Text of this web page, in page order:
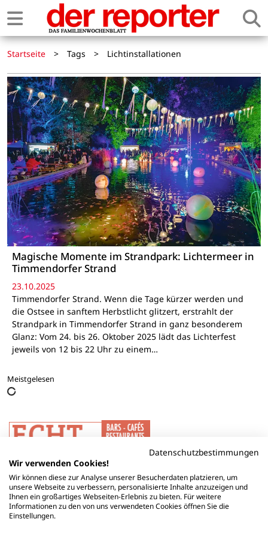
Startseite > Tags > Lichtinstallationen
Magische Momente im Strandpark: Lichtermeer in
Timmendorfer Strand
23.10.2025
Timmendorfer Strand. Wenn die Tage kürzer werden und
die Ostsee in sanftem Herbstlicht glitzert, erstrahlt der
Strandpark in Timmendorfer Strand in ganz besonderem
Glanz: Vom 24. bis 26. Oktober 2025 lädt das Lichterfest
jeweils von 12 bis 22 Uhr zu einem…
Meistgelesen
Datenschutzbestimmungen
Wir verwenden Cookies!
Wir können diese zur Analyse unserer Besucherdaten platzieren, um
unsere Webseite zu verbessern, personalisierte Inhalte anzuzeigen und
Ihnen ein großartiges Webseiten-Erlebnis zu bieten. Für weitere
Informationen zu den von uns verwendeten Cookies öffnen Sie die
Einstellungen.